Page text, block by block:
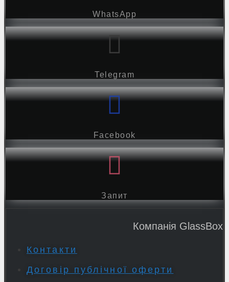
WhatsApp
Telegram
Facebook
Запит
Компанія GlassBox
Контакти
Договір публічної оферти